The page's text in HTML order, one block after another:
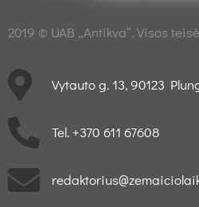
2019 © UAB „Antikva“. Visos
Vytauto g. 13, 90123
Tel. +370 611 67608